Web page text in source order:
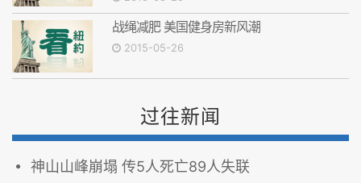
战绳减肥 美国健身房新风潮
2015-05-26
过往新闻
神山山峰崩塌 传5人死亡89人失联